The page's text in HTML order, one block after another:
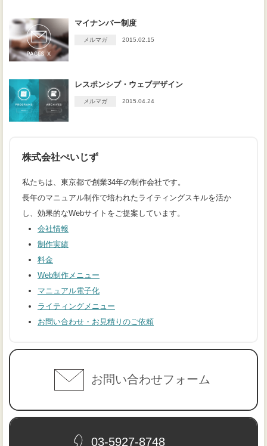
マイナンバー制度
メルマガ 2015.02.15
レスポンシブ・ウェブデザイン
メルマガ 2015.04.24
株式会社ぺいじず
私たちは、東京都で創業34年の制作会社です。
長年のマニュアル制作で培われたライティングスキルを活か
し、効果的なWebサイトをご提案しています。
会社情報
制作実績
料金
Web制作メニュー
マニュアル電子化
ライティングメニュー
お問い合わせ・お見積りのご依頼
お問い合わせフォーム
03-5927-8748